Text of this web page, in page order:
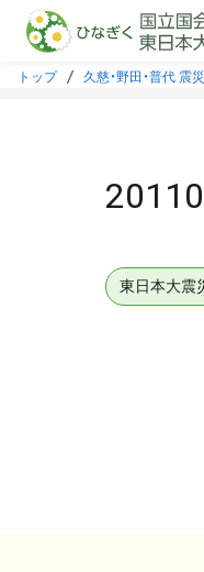
本文に飛ぶ
トップ 久慈・野田・普代 震
東日本大震